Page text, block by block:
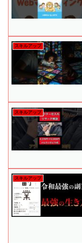
スキルアップ
スキルアップ
スキルアップ